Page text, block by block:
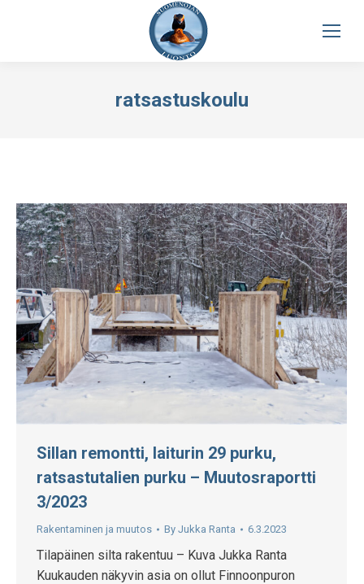
ratsastuskoulu
Sillan remontti, laiturin 29 purku,
ratsastutalien purku – Muutosraportti
3/2023
Rakentaminen ja muutos By Jukka Ranta 6.3.2023
Tilapäinen silta rakentuu – Kuva Jukka Ranta
Kuukauden näkyvin asia on ollut Finnoonpuron